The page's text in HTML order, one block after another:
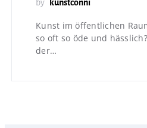
by kunstconni
Kunst im öffentlichen
so oft so öde und
der…